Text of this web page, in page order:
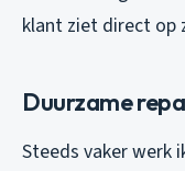
klant ziet direct op
Duurzame
Steeds vaker werk